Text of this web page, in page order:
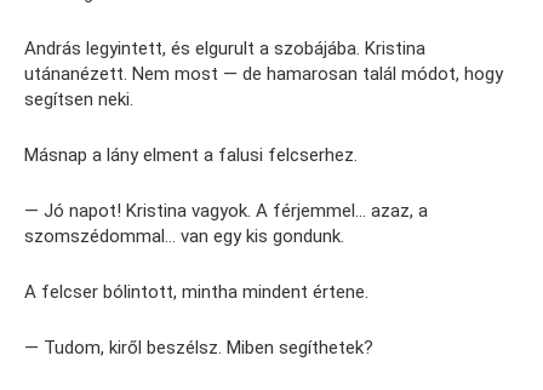
András legyintett, és elgurult a szobájába. Kristina
utánanézett. Nem most — de hamarosan talál módot, hogy
segítsen neki.
Másnap a lány elment a falusi felcserhez.
— Jó napot! Kristina vagyok. A férjemmel… azaz, a
szomszédommal… van egy kis gondunk.
A felcser bólintott, mintha mindent értene.
— Tudom, kiről beszélsz. Miben segíthetek?